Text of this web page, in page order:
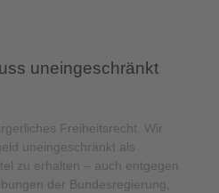
uneingeschränkt
Freiheitsrecht. Wir
uneingeschränkt als
zu erhalten – auch entgegen
der Bundesregierung,